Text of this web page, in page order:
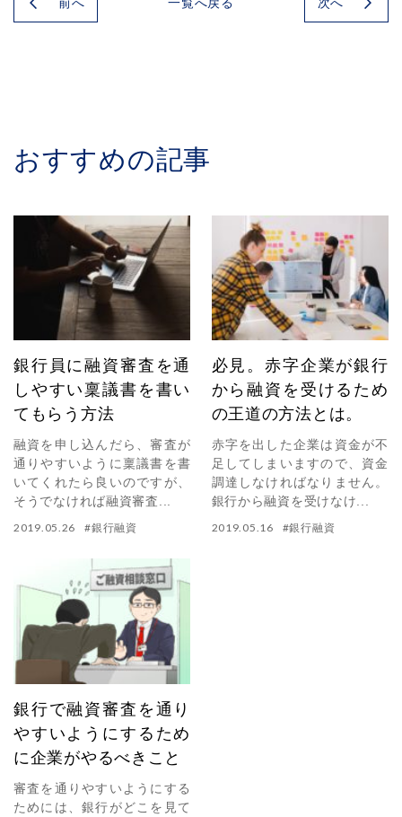
おすすめの記事
銀行員に融資審査を通
しやすい稟議書を書い
てもらう方法
融資を申し込んだら、審査が
通りやすいように稟議書を書
いてくれたら良いのですが、
そうでなければ融資審査...
2019.05.26 #銀行融資
必見。赤字企業が銀行
から融資を受けるため
の王道の方法とは。
赤字を出した企業は資金が不
足してしまいますので、資金
調達しなければなりません。
銀行から融資を受けなけ...
2019.05.16 #銀行融資
銀行で融資審査を通り
やすいようにするため
に企業がやるべきこと
審査を通りやすいようにする
ためには、銀行がどこを見て